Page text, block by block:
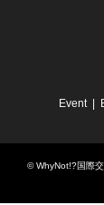
Event
©WhyNot!?国際